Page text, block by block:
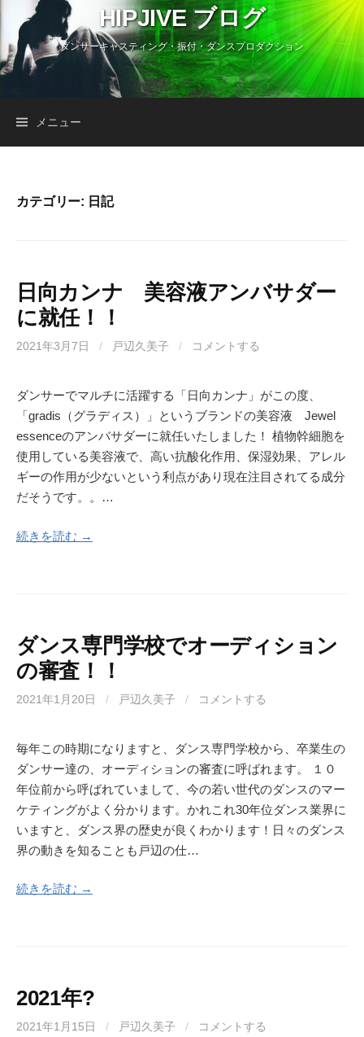
テ
ン
HIPJIVE ブログ
ダンサーキャスティング・振付・ダンスプロダクション
メニュー
カテゴリー: 日記
日向カンナ 美容液アンバサダー
に就任！！
2021年3月7日 / 戸辺久美子 / コメントする
ダンサーでマルチに活躍する「日向カンナ」がこの度、
「gradis（グラディス）」というブランドの美容液 Jewel
essenceのアンバサダーに就任いたしました！ 植物幹細胞を
使用している美容液で、高い抗酸化作用、保湿効果、アレル
ギーの作用が少ないという利点があり現在注目されてる成分
だそうです。。…
続きを読む →
ダンス専門学校でオーディション
の審査！！
2021年1月20日 / 戸辺久美子 / コメントする
毎年この時期になりますと、ダンス専門学校から、卒業生の
ダンサー達の、オーディションの審査に呼ばれます。 １０
年位前から呼ばれていまして、今の若い世代のダンスのマー
ケティングがよく分かります。かれこれ30年位ダンス業界に
いますと、ダンス界の歴史が良くわかります！日々のダンス
界の動きを知ることも戸辺の仕…
続きを読む →
2021年?
2021年1月15日 / 戸辺久美子 / コメントする